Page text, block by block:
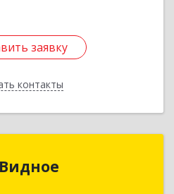
заявку
контакты
заявку
Назад